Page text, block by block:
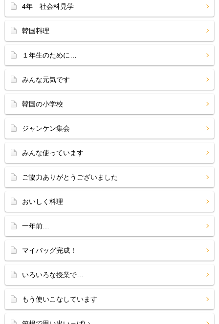
4年 社会科見学
韓国料理
１年生のために…
みんな元気です
韓国の小学校
ジャンケン集会
みんな使っています
ご協力ありがとうございました
おいしく料理
一年前…
マイバッグ完成！
いろいろな授業で…
もう使いこなしています